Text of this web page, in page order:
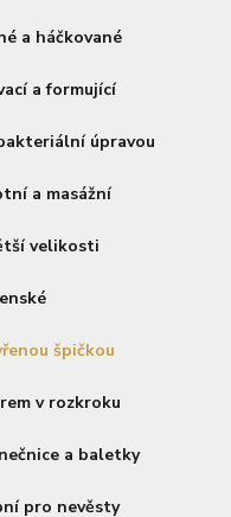
a háčkované
a formující
úpravou
a masážní
velikosti
špičkou
v rozkroku
a baletky
pro nevěsty